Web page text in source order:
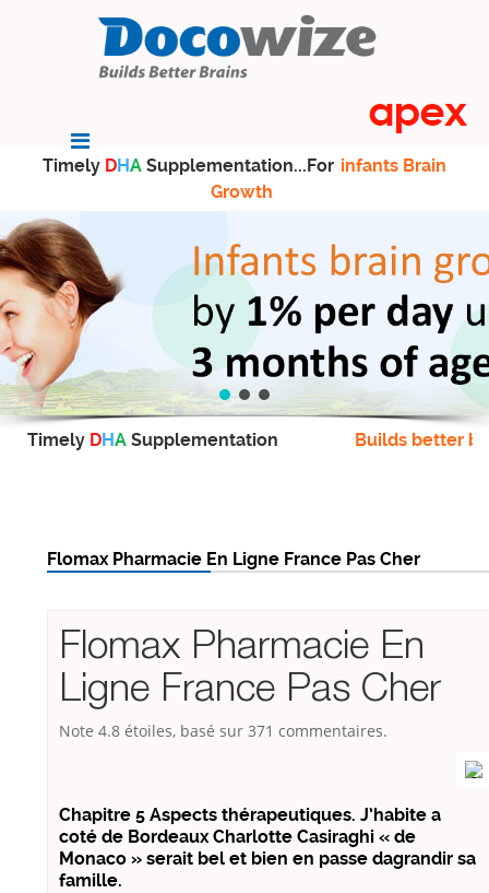
Timely DHA Supplementation...For infants Brain
Growth
Timely DHA Supplementation Builds better
Flomax Pharmacie En Ligne France Pas Cher
Flomax Pharmacie En
Ligne France Pas Cher
Note 4.8 étoiles, basé sur 371 commentaires.
Chapitre 5 Aspects thérapeutiques. J’habite a
coté de Bordeaux Charlotte Casiraghi « de
Monaco » serait bel et bien en passe dagrandir sa
famille.